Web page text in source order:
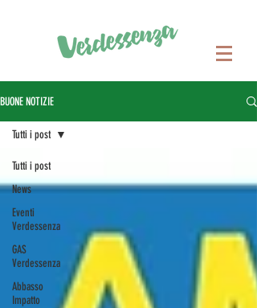
BUONE NOTIZIE
Tutti i post
News
Eventi
Verdessenza
GAS
Verdessenza
Abbasso
Impatto
Tutti i post